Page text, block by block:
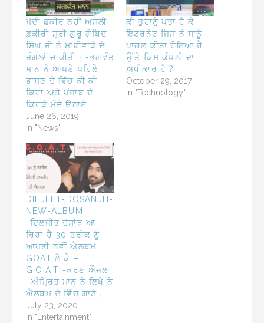
ਮੋਦੀ ਫ਼ਕੀਰ ਨਹੀਂ ਅਸਲੀ
ਫ਼ਕੀਰੀ ਸ਼੍ਰੀ ਗੁਰੂ ਗੋਬਿੰਦ
ਸਿੰਘ ਜੀ ਨੇ ਮਾਛੀਵਾੜੇ ਦੇ
ਜੰਗਲਾਂ ਚ ਕੀਤੀ। -ਭਗਵੰਤ
ਮਾਨ ਨੇ ਆਪਣੇ ਪਹਿਲੇ
ਭਾਸ਼ਣ ਦੇ ਵਿੱਚ ਕੀ ਕੀ
ਕਿਹਾ ਅਤੇ ਪੰਜਾਬ ਦੇ
ਕਿਹੜੇ ਮੁੱਦੇ ਉਠਾਏ
June 26, 2019
In "News"
ਕੀ ਤੁਹਾਨੂੰ ਪਤਾ ਹੈ ਕੇ
ਇੰਟਰਨੇਟ ਜਿਸ ਨੇ ਸਾਨੂੰ
ਪਾਗਲ ਕੀਤਾ ਹੋਇਆ ਹੈ
ਉੱਤੇ ਕਿਸ ਕੰਪਨੀ ਦਾ
ਅਧੀਕਾਰ ਹੈ ?
October 29, 2017
In "Technology"
DILJEET-DOSANJH-
NEW-ALBUM
-ਦਿਲਜੀਤ ਦੋਸਾਂਝ ਆ
ਰਿਹਾ ਹੈ 30 ਤਰੀਕ ਨੂੰ
ਆਪਣੀ ਨਵੀਂ ਐਲਬਮ
GOAT ਲੈ ਕੇ –
G.O.A.T -ਕਰਣ ਔਜਲਾ
, ਅੰਮ੍ਰਿਤ ਮਾਨ ਨੇ ਲਿਖੇ ਨੇ
ਐਲਬਮ ਦੇ ਵਿੱਚ ਗਾਣੇ।
July 23, 2020
In "Entertainment"